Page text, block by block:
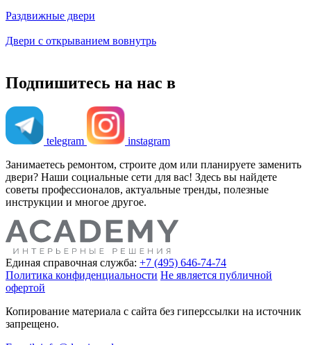
Раздвижные двери
Двери с открыванием вовнутрь
Подпишитесь на нас в
telegram
instagram
Занимаетесь ремонтом, строите дом или планируете заменить
двери? Наши социальные сети для вас! Здесь вы найдете
советы профессионалов, актуальные тренды, полезные
инструкции и многое другое.
Единая справочная служба: +7 (495) 646-74-74
Политика конфиденциальности Не является публичной
офертой
Копирование материала с сайта без гиперссылки на источник
запрещено.